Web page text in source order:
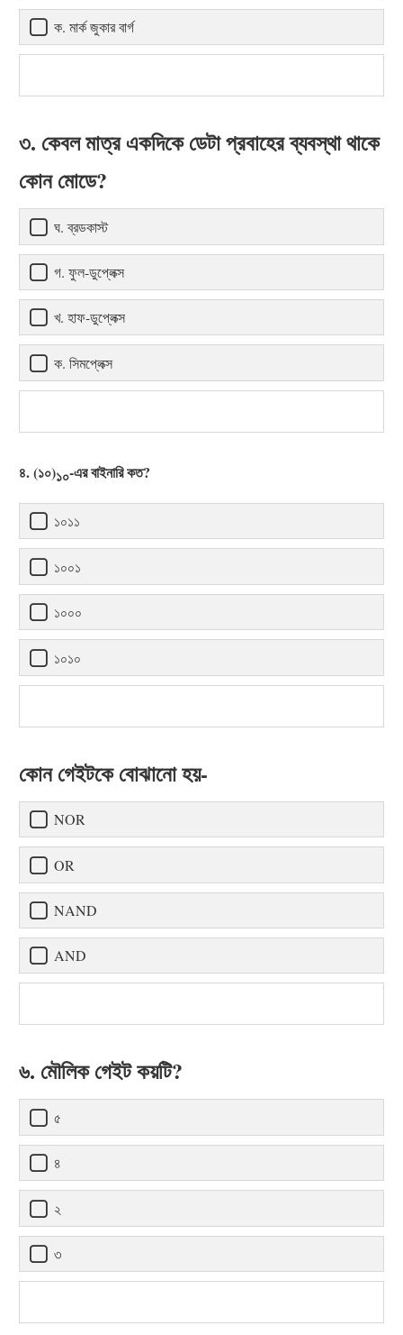
ক. মার্ক জুকার বার্গ
৩. কেবল মাত্র একদিকে ডেটা প্রবাহের ব্যবস্থা থাকে
কোন মোডে?
ঘ. ব্রডকাস্ট
গ. ফুল-ডুপ্লেক্স
খ. হাফ-ডুপ্লেক্স
ক. সিমপ্লেক্স
৪. (১০)১০-এর বাইনারি কত?
১০১১
১০০১
১০০০
১০১০
কোন গেইটকে বোঝানো হয়-
NOR
OR
NAND
AND
৬. মৌলিক গেইট কয়টি?
৫
৪
২
৩